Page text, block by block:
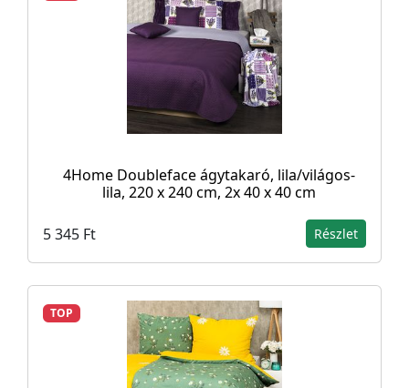
4Home Doubleface ágytakaró, lila/világos-
lila, 220 x 240 cm, 2x 40 x 40 cm
5 345 Ft Részlet
TOP